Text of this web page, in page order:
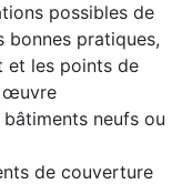
possibles de
pratiques,
et les points de
œuvre
neufs ou
de couverture